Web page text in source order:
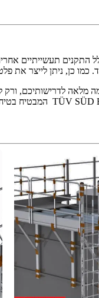
התקנים תעשייתיים
כמו כן, ניתן לייצר
לדרישותיכם, ורק